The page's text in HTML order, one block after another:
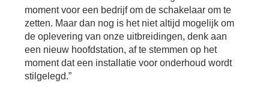
moment voor een bedrijf om de schakelaar om te
zetten. Maar dan nog is het niet altijd mogelijk om
de oplevering van onze uitbreidingen, denk aan
een nieuw hoofdstation, af te stemmen op het
moment dat een installatie voor onderhoud wordt
stilgelegd.”